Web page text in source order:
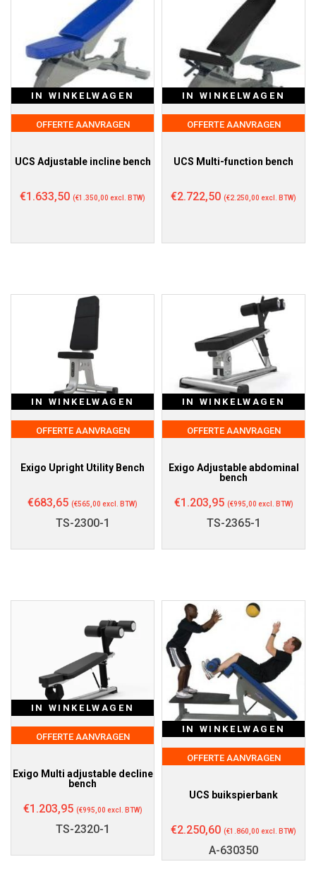
IN WINKELWAGEN
OFFERTE AANVRAGEN
UCS Adjustable incline bench
€1.633,50 (€1.350,00 excl. BTW)
IN WINKELWAGEN
OFFERTE AANVRAGEN
UCS Multi-function bench
€2.722,50 (€2.250,00 excl. BTW)
IN WINKELWAGEN
OFFERTE AANVRAGEN
Exigo Upright Utility Bench
€683,65 (€565,00 excl. BTW)
TS-2300-1
IN WINKELWAGEN
OFFERTE AANVRAGEN
Exigo Adjustable abdominal
bench
€1.203,95 (€995,00 excl. BTW)
TS-2365-1
IN WINKELWAGEN
OFFERTE AANVRAGEN
Exigo Multi adjustable decline
bench
€1.203,95 (€995,00 excl. BTW)
TS-2320-1
IN WINKELWAGEN
OFFERTE AANVRAGEN
UCS buikspierbank
€2.250,60 (€1.860,00 excl. BTW)
A-630350